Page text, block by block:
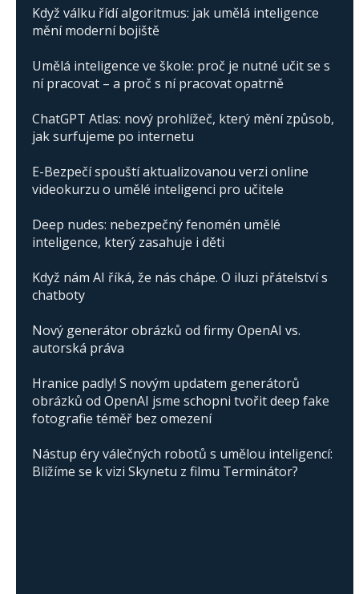
Když válku řídí algoritmus: jak umělá inteligence
mění moderní bojiště
Umělá inteligence ve škole: proč je nutné učit se s
ní pracovat – a proč s ní pracovat opatrně
ChatGPT Atlas: nový prohlížeč, který mění způsob,
jak surfujeme po internetu
E-Bezpečí spouští aktualizovanou verzi online
videokurzu o umělé inteligenci pro učitele
Deep nudes: nebezpečný fenomén umělé
inteligence, který zasahuje i děti
Když nám AI říká, že nás chápe. O iluzi přátelství s
chatboty
Nový generátor obrázků od firmy OpenAI vs.
autorská práva
Hranice padly! S novým updatem generátorů
obrázků od OpenAI jsme schopni tvořit deep fake
fotografie téměř bez omezení
Nástup éry válečných robotů s umělou inteligencí:
Blížíme se k vizi Skynetu z filmu Terminátor?